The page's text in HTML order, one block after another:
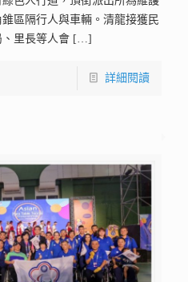
區隔行人與車輛。清龍接獲民
里長等人會[…]
詳細閱讀